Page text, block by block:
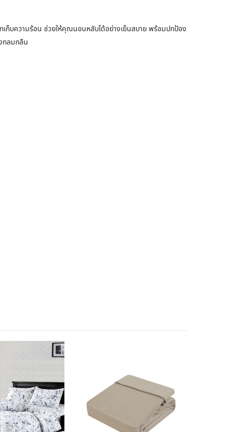
ก็บความร้อน ช่วยให้คุณนอนหลับได้อย่างเย็นสบาย พร้อมปกป้อง
กลมกลืน